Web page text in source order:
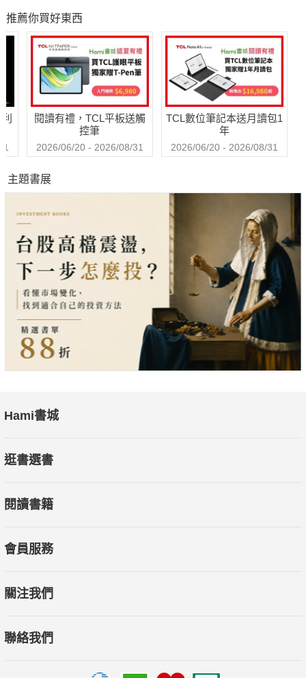
推薦你買好東西
閱讀有禮，TCL平板送觸
控筆
2026/06/20 - 2026/08/31
TCL數位筆記本送月讀包1
年
2026/06/20 - 2026/08/31
主題書展
Hami書城
逛書選書
閱讀書籍
會員服務
關注我們
聯絡我們